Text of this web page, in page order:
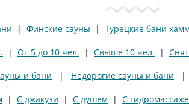
| Финские сауны | Турецкие бани
| От 5 до 10 чел. | Свыше 10 чел. |
и бани | Недорогие сауны и бани |
| С джакузи | С душем | С